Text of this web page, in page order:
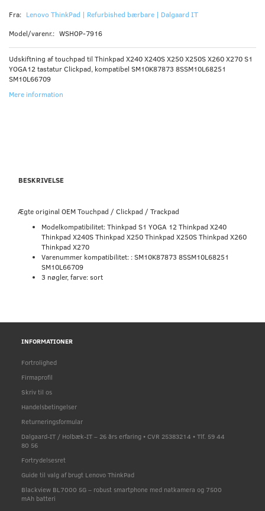
Fra: Lenovo ThinkPad | Refurbished bærbare | Dalgaard IT
Model/varenr.: WSHOP-7916
Udskiftning af touchpad til Thinkpad X240 X240S X250 X250S X260 X270 S1
YOGA12 tastatur Clickpad, kompatibel SM10K87873 8SSM10L68251
SM10L66709
Mere information
BESKRIVELSE
Ægte original OEM Touchpad / Clickpad / Trackpad
Modelkompatibilitet: Thinkpad S1 YOGA 12 Thinkpad X240
Thinkpad X240S Thinkpad X250 Thinkpad X250S Thinkpad X260
Thinkpad X270
Varenummer kompatibilitet: : SM10K87873 8SSM10L68251
SM10L66709
3 nøgler, farve: sort
INFORMATIONER
Fortrolighed
Firmaprofil
Skriv til os
Handelsbetingelser
Returneringsformular
Dalgaard-IT / Holbæk-IT – 26 års erfaring • CVR 25383214 • Tlf. 59 44
80 56
Fortrydelsesret
Guide til valg af brugt Lenovo ThinkPad
Blackview BL7000 5G – robust smartphone med natkamera og 7500
mAh batteri